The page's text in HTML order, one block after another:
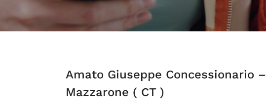
Amato Giuseppe Concessionario –
Mazzarone ( CT )